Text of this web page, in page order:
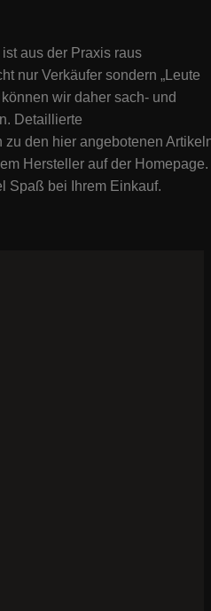
aus der Praxis raus
nur Verkäufer sondern „Leute
wir daher sach- und
Detaillierte
zu den hier angebotenen
Hersteller auf der Homepage.
Spaß bei Ihrem Einkauf.